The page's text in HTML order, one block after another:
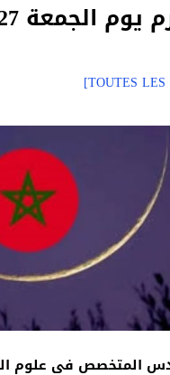
المتخصص في علوم